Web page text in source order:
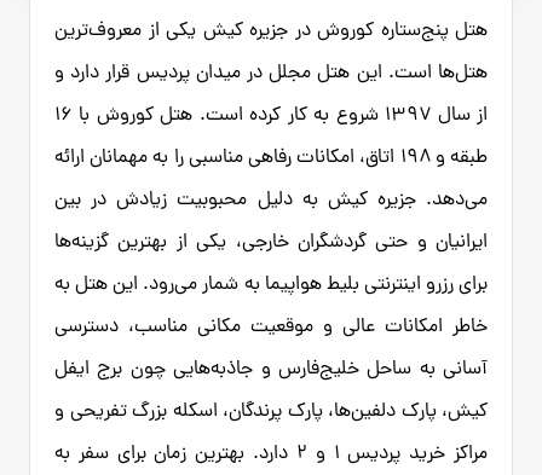
هتل پنج‌ستاره کوروش در جزیره کیش یکی از معروف‌ترین
هتل‌ها است. این هتل مجلل در میدان پردیس قرار دارد و
از سال ۱۳۹۷ شروع به کار کرده است. هتل کوروش با ۱۶
طبقه و ۱۹۸ اتاق، امکانات رفاهی مناسبی را به مهمانان ارائه
می‌دهد. جزیره کیش به دلیل محبوبیت زیادش در بین
ایرانیان و حتی گردشگران خارجی، یکی از بهترین گزینه‌ها
برای رزرو اینترنتی بلیط هواپیما به شمار می‌رود. این هتل به
خاطر امکانات عالی و موقعیت مکانی مناسب، دسترسی
آسانی به ساحل خلیج‌فارس و جاذبه‌هایی چون برج ایفل
کیش، پارک دلفین‌ها، پارک پرندگان، اسکله بزرگ تفریحی و
مراکز خرید پردیس ۱ و ۲ دارد. بهترین زمان برای سفر به